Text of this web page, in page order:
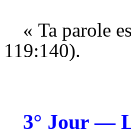
« Ta parole
119:140).
3° Jour —